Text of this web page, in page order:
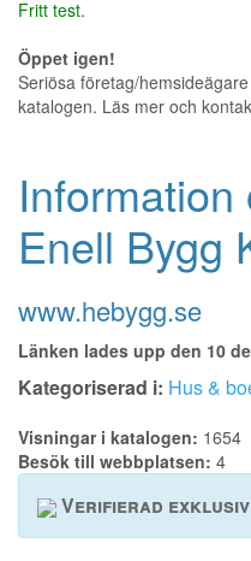
Fritt test.
Öppet igen!
Seriösa företag/
katalogen. Läs mer och
Enell Bygg
www.hebygg.se
Länken lades upp den 10
Kategoriserad i: Hus &
Visningar i katalogen: 1654
Besök till webbplatsen: 4
Verifierad